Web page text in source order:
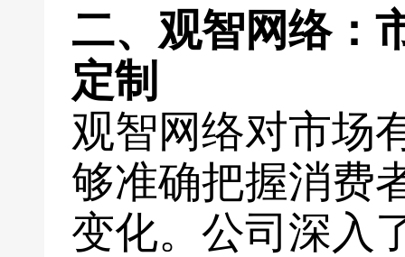
二、观智网络：
定制
观智网络对市场
够准确把握消费
变化。公司深入